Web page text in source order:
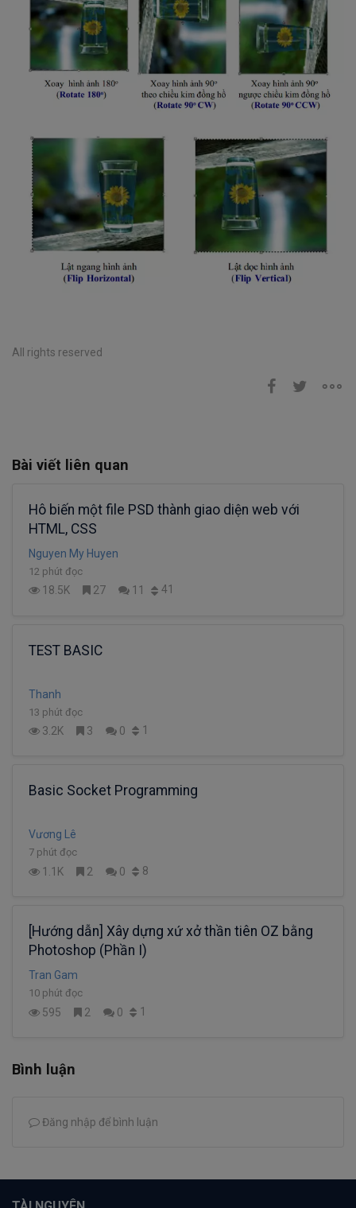
All rights reserved
Bài viết liên quan
Hô biến một file PSD thành giao diện web với
HTML, CSS
Nguyen My Huyen
12 phút đọc
18.5K 27 11 41
TEST BASIC
Thanh
13 phút đọc
3.2K 3 0 1
Basic Socket Programming
Vương Lê
7 phút đọc
1.1K 2 0 8
[Hướng dẫn] Xây dựng xứ xở thần tiên OZ bằng
Photoshop (Phần I)
Tran Gam
10 phút đọc
595 2 0 1
Bình luận
Đăng nhập để bình luận